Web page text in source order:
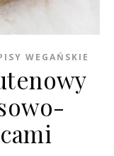
WEGAŃSKIE